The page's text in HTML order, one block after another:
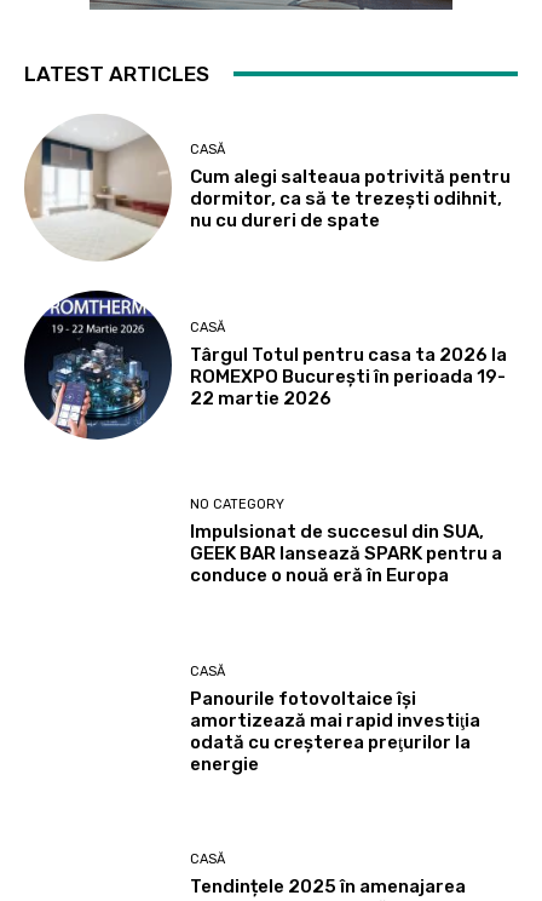
LATEST ARTICLES
CASĂ
Cum alegi salteaua potrivită pentru
dormitor, ca să te trezești odihnit,
nu cu dureri de spate
CASĂ
Târgul Totul pentru casa ta 2026 la
ROMEXPO Bucureşti în perioada 19-
22 martie 2026
NO CATEGORY
Impulsionat de succesul din SUA,
GEEK BAR lansează SPARK pentru a
conduce o nouă eră în Europa
CASĂ
Panourile fotovoltaice îşi
amortizează mai rapid investiţia
odată cu creşterea preţurilor la
energie
CASĂ
Tendințele 2025 în amenajarea